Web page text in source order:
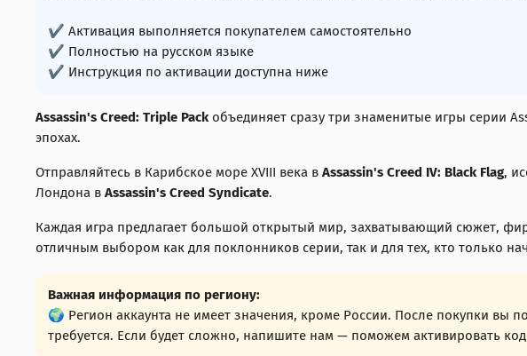
✔ Активация выполняется покупателем самостоятельно
✔ Полностью на русском языке
✔ Инструкция по активации доступна ниже
Assassin's Creed: Triple Packобъединяет сразу три знаменитые игры серии
эпохах.
Отправляйтесь в Карибское море XVIII века в Assassin's Creed IV: Black Flag,
Лондона в Assassin's Creed Syndicate.
Каждая игра предлагает большой открытый мир, захватывающий сюжет,
отличным выбором как для поклонников серии, так и для тех, кто только
Важная информация по региону:
🌍 Регион аккаунта не имеет значения, кроме России. После покупки вы
требуется. Если будет сложно, напишите нам — поможем активировать